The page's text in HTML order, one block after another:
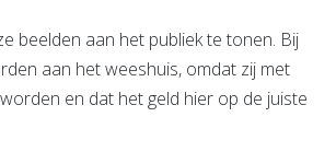
beelden aan het publiek te tonen. Bij
aan het weeshuis, omdat zij met
en dat het geld hier op de juiste